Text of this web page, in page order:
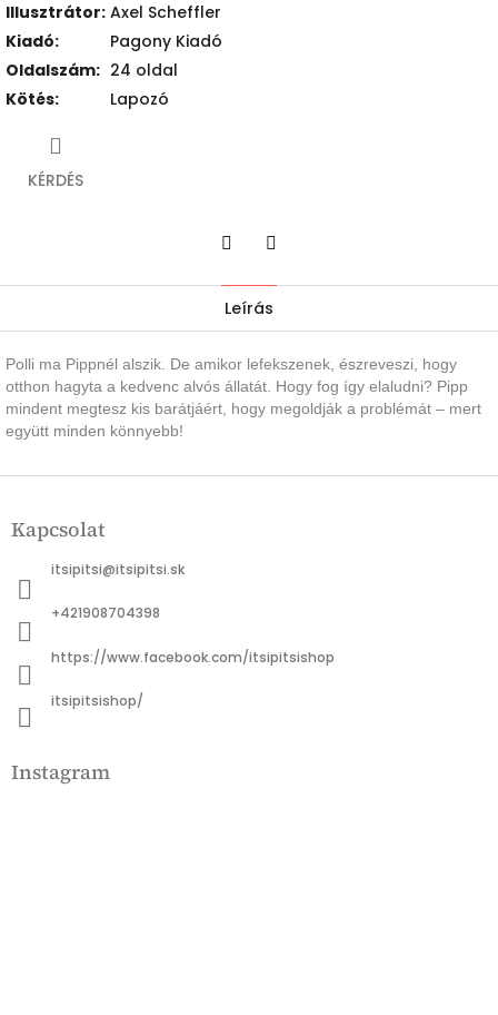
Illusztrátor: Axel Scheffler
Kiadó:
Pagony Kiadó
Oldalszám: 24 oldal
Kötés: Lapozó
KÉRDÉS
Leírás
Polli ma Pippnél alszik. De amikor lefekszenek, észreveszi, hogy
otthon hagyta a kedvenc alvós állatát. Hogy fog így elaludni? Pipp
mindent megtesz kis barátjáért, hogy megoldják a problémát – mert
együtt minden könnyebb!
L
bKapcsolat
itsipitsi@itsipitsi.sk
+421908704398
https://www.facebook.com/itsipitsishop
itsipitsishop/
Instagram